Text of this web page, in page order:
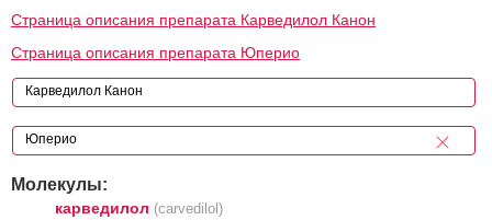
Страница описания препарата Карведилол Канон
Страница описания препарата Юперио
Молекулы:
карведилол (carvedilol)